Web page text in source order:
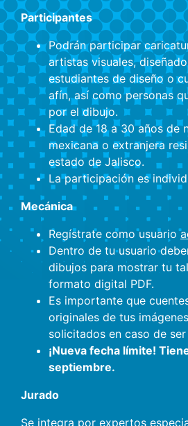
Participantes
Podrán participar
artistas visuales,
estudiantes de diseño o
afín, así como personas
por el dibujo.
Edad de 18 a 30 años de
mexicana o extranjera
estado de Jalisco.
La participación es
Mecánica
Regístrate como usuario
Dentro de tu usuario
dibujos para mostrar tu
formato digital PDF.
Es importante que
originales de tus
solicitados en caso de
¡Nueva fecha límite!
septiembre.
Jurado
Se integra por expertos